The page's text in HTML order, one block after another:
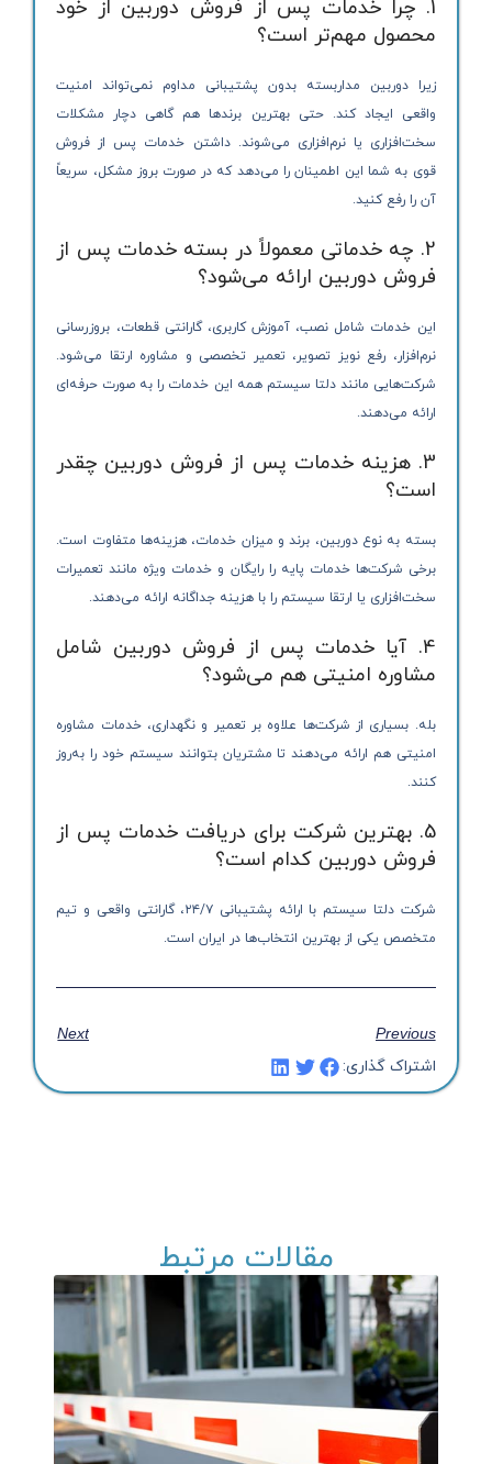
1. چرا خدمات پس از فروش دوربین از خود
محصول مهم‌تر است؟
زیرا دوربین مداربسته بدون پشتیبانی مداوم نمی‌تواند امنیت
واقعی ایجاد کند. حتی بهترین برندها هم گاهی دچار مشکلات
سخت‌افزاری یا نرم‌افزاری می‌شوند. داشتن خدمات پس از فروش
قوی به شما این اطمینان را می‌دهد که در صورت بروز مشکل، سریعاً
آن را رفع کنید.
2. چه خدماتی معمولاً در بسته خدمات پس از
فروش دوربین ارائه می‌شود؟
این خدمات شامل نصب، آموزش کاربری، گارانتی قطعات، بروزرسانی
نرم‌افزار، رفع نویز تصویر، تعمیر تخصصی و مشاوره ارتقا می‌شود.
شرکت‌هایی مانند دلتا سیستم همه این خدمات را به صورت حرفه‌ای
ارائه می‌دهند.
3. هزینه خدمات پس از فروش دوربین چقدر
است؟
بسته به نوع دوربین، برند و میزان خدمات، هزینه‌ها متفاوت است.
برخی شرکت‌ها خدمات پایه را رایگان و خدمات ویژه مانند تعمیرات
سخت‌افزاری یا ارتقا سیستم را با هزینه جداگانه ارائه می‌دهند.
4. آیا خدمات پس از فروش دوربین شامل
مشاوره امنیتی هم می‌شود؟
بله. بسیاری از شرکت‌ها علاوه بر تعمیر و نگهداری، خدمات مشاوره
امنیتی هم ارائه می‌دهند تا مشتریان بتوانند سیستم خود را به‌روز
کنند.
5. بهترین شرکت برای دریافت خدمات پس از
فروش دوربین کدام است؟
شرکت دلتا سیستم با ارائه پشتیبانی ۲۴/۷، گارانتی واقعی و تیم
متخصص یکی از بهترین انتخاب‌ها در ایران است.
Previous
Next
اشتراک گذاری:
مقالات مرتبط